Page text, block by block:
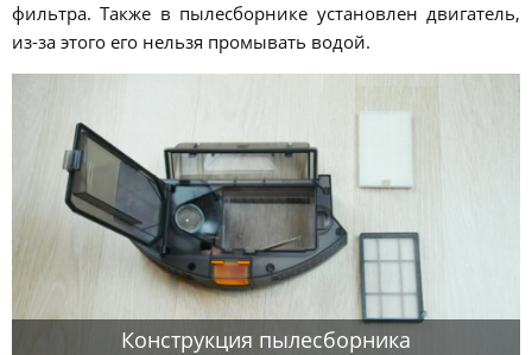
фильтра. Также в пылесборнике установлен двигатель,
из-за этого его нельзя промывать водой.
Конструкция пылесборника